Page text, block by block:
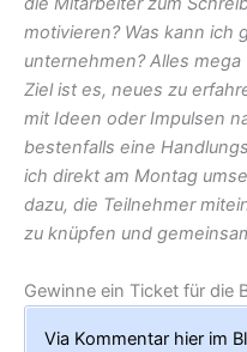
motivieren? Was kann ich
unternehmen? Alles
Ziel ist es, neues zu
mit Ideen oder Impulsen
bestenfalls eine
ich direkt am Montag
dazu, die Teilnehmer
zu knüpfen und
Gewinne ein Ticket für die
Via Kommentar hier im